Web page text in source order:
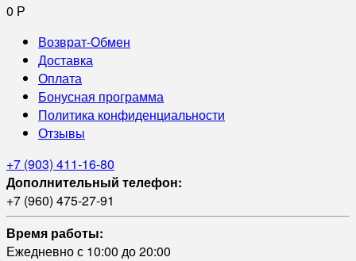
0 Р
Возврат-Обмен
Доставка
Оплата
Бонусная программа
Политика конфиденциальности
Отзывы
+7 (903) 411-16-80
Дополнительный телефон:
+7 (960) 475-27-91
Время работы:
Ежедневно с 10:00 до 20:00